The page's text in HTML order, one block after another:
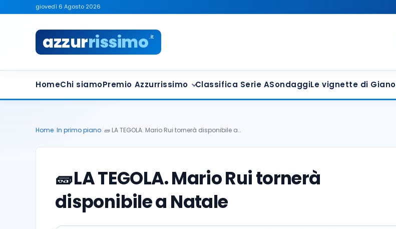
giovedì 6 Agosto 2026
azzurrissimo.it
HomeChi siamoPremio Azzurrissimo Classifica Serie ASondaggiLe vignette di Giano
Home In primo piano 🧱 LA TEGOLA. Mario Rui tornerà disponibile a…
🧱LA TEGOLA. Mario Rui tornerà
disponibile a Natale